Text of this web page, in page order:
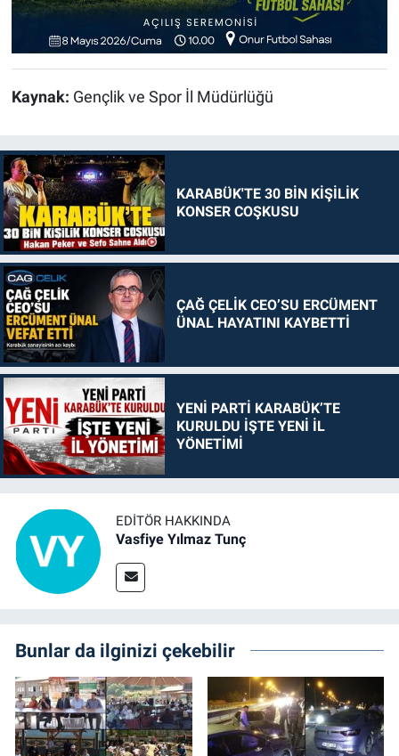
Kaynak: Gençlik ve Spor İl Müdürlüğü
KARABÜK'TE 30 BİN KİŞİLİK
KONSER COŞKUSU
ÇAĞ ÇELİK CEO’SU ERCÜMENT
ÜNAL HAYATINI KAYBETTİ
YENİ PARTİ KARABÜK’TE
KURULDU İŞTE YENİ İL
YÖNETİMİ
EDITÖR HAKKINDA
Vasfiye Yılmaz Tunç
Bunlar da ilginizi çekebilir